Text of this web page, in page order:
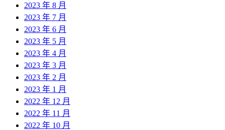
2023 年 8 月
2023 年 7 月
2023 年 6 月
2023 年 5 月
2023 年 4 月
2023 年 3 月
2023 年 2 月
2023 年 1 月
2022 年 12 月
2022 年 11 月
2022 年 10 月